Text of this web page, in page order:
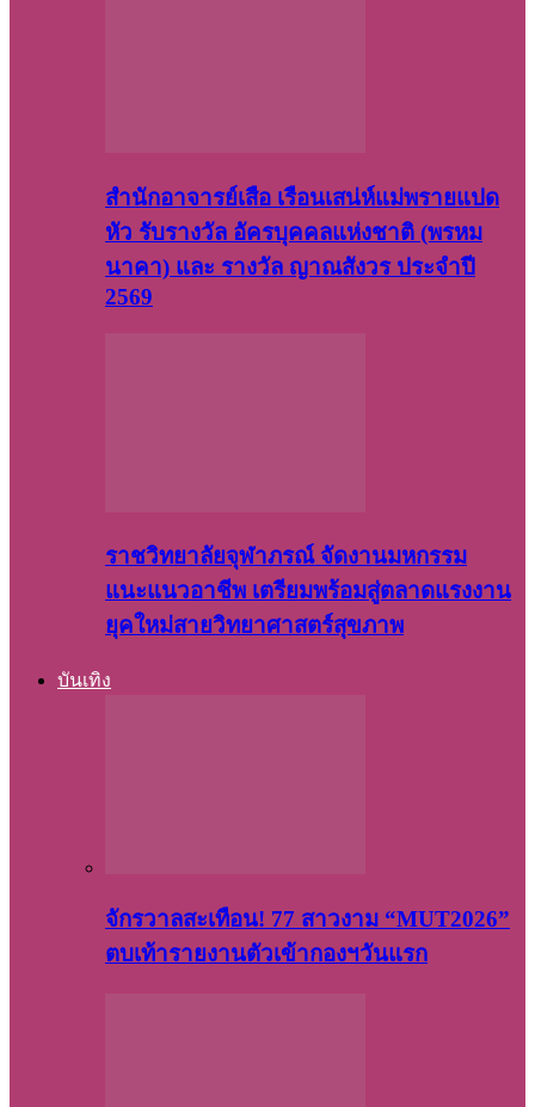
สำนักอาจารย์เสือ เรือนเสน่ห์แม่พรายแปด
หัว รับรางวัล อัครบุคคลแห่งชาติ (พรหม
นาคา) และ รางวัล ญาณสังวร ประจำปี
2569
ราชวิทยาลัยจุฬาภรณ์ จัดงานมหกรรม
แนะแนวอาชีพ เตรียมพร้อมสู่ตลาดแรงงาน
ยุคใหม่สายวิทยาศาสตร์สุขภาพ
บันเทิง
จักรวาลสะเทือน! 77 สาวงาม “MUT2026”
ตบเท้ารายงานตัวเข้ากองฯวันแรก